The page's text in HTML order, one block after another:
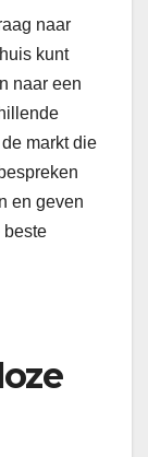
naar
kunt
naar een
markt die
en geven
beste